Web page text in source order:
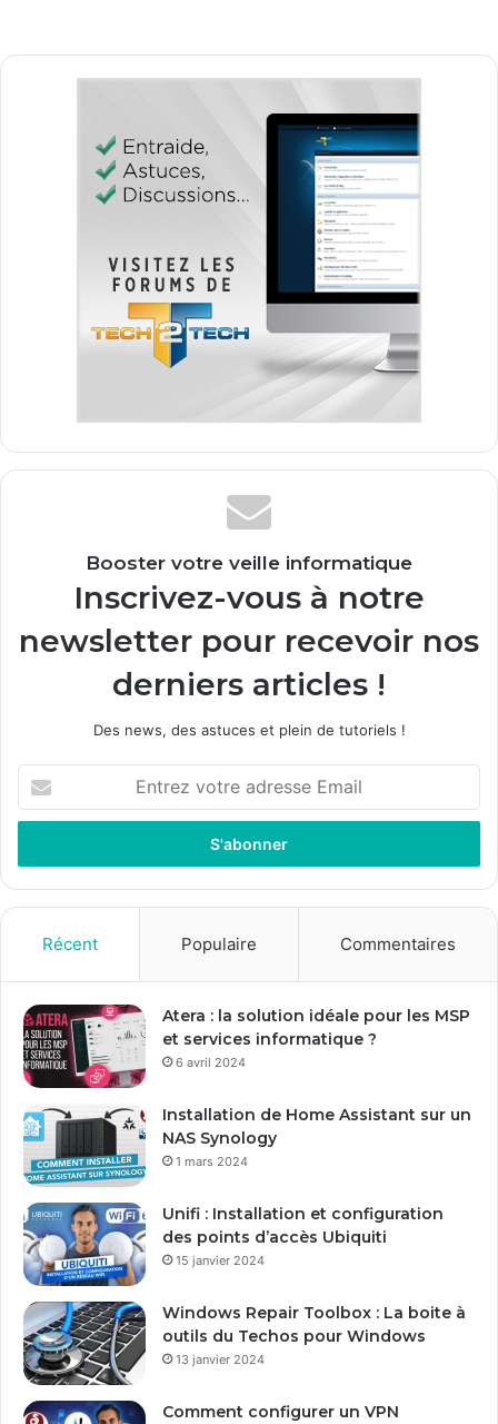
Booster votre veille informatique
Inscrivez-vous à notre
newsletter pour recevoir nos
derniers articles !
Des news, des astuces et plein de tutoriels !
t
e
z
r
e
a
d
s
e
m
a
Récent Populaire Commentaires
Atera : la solution idéale pour les MSP
et services informatique ?
6 avril 2024
Installation de Home Assistant sur un
NAS Synology
1 mars 2024
Unifi : Installation et configuration
des points d’accès Ubiquiti
15 janvier 2024
Windows Repair Toolbox : La boite à
outils du Techos pour Windows
13 janvier 2024
Comment configurer un VPN